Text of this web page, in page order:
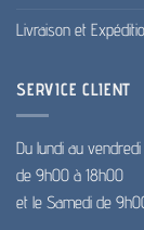
Livraison et
SERVICE CLIENT
Du lundi au vendredi
de 9h00 à 18h00
et le Samedi de